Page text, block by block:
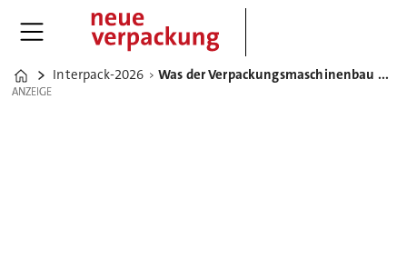
Home
Interpack-2026 Was der Verpackungsmaschinenbau von der Interpack 2026 lernen kann
ANZEIGE
ANZEIGE